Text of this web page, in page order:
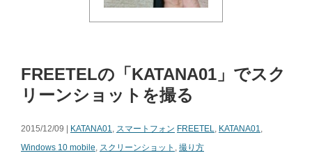
FREETELの「KATANA01」でスク
リーンショットを撮る
2015/12/09 | KATANA01, スマートフォン FREETEL, KATANA01,
Windows 10 mobile, スクリーンショット , 撮り方